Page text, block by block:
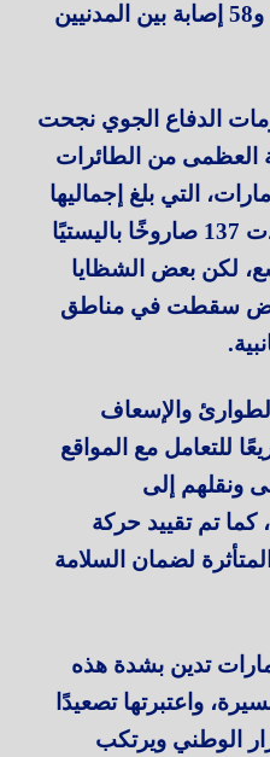
الحصيلة إلى 3 حالات وفاة و58 إصابة بين المدنيين
الدفاع الجوي نجحت
العظمى من الطائرات
التي بلغ إجماليها
209 طائرات مسيرة ورصدت 137 صاروخًا باليستيًا
لكن بعض الشظايا
سقطت في مناطق
والإسعاف
للتعامل مع المواقع
ونقلهم إلى
كما تم تقييد حركة
لضمان السلامة
تدين بشدة هذه
واعتبرتها تصعيدًا
الوطني ويرتكب